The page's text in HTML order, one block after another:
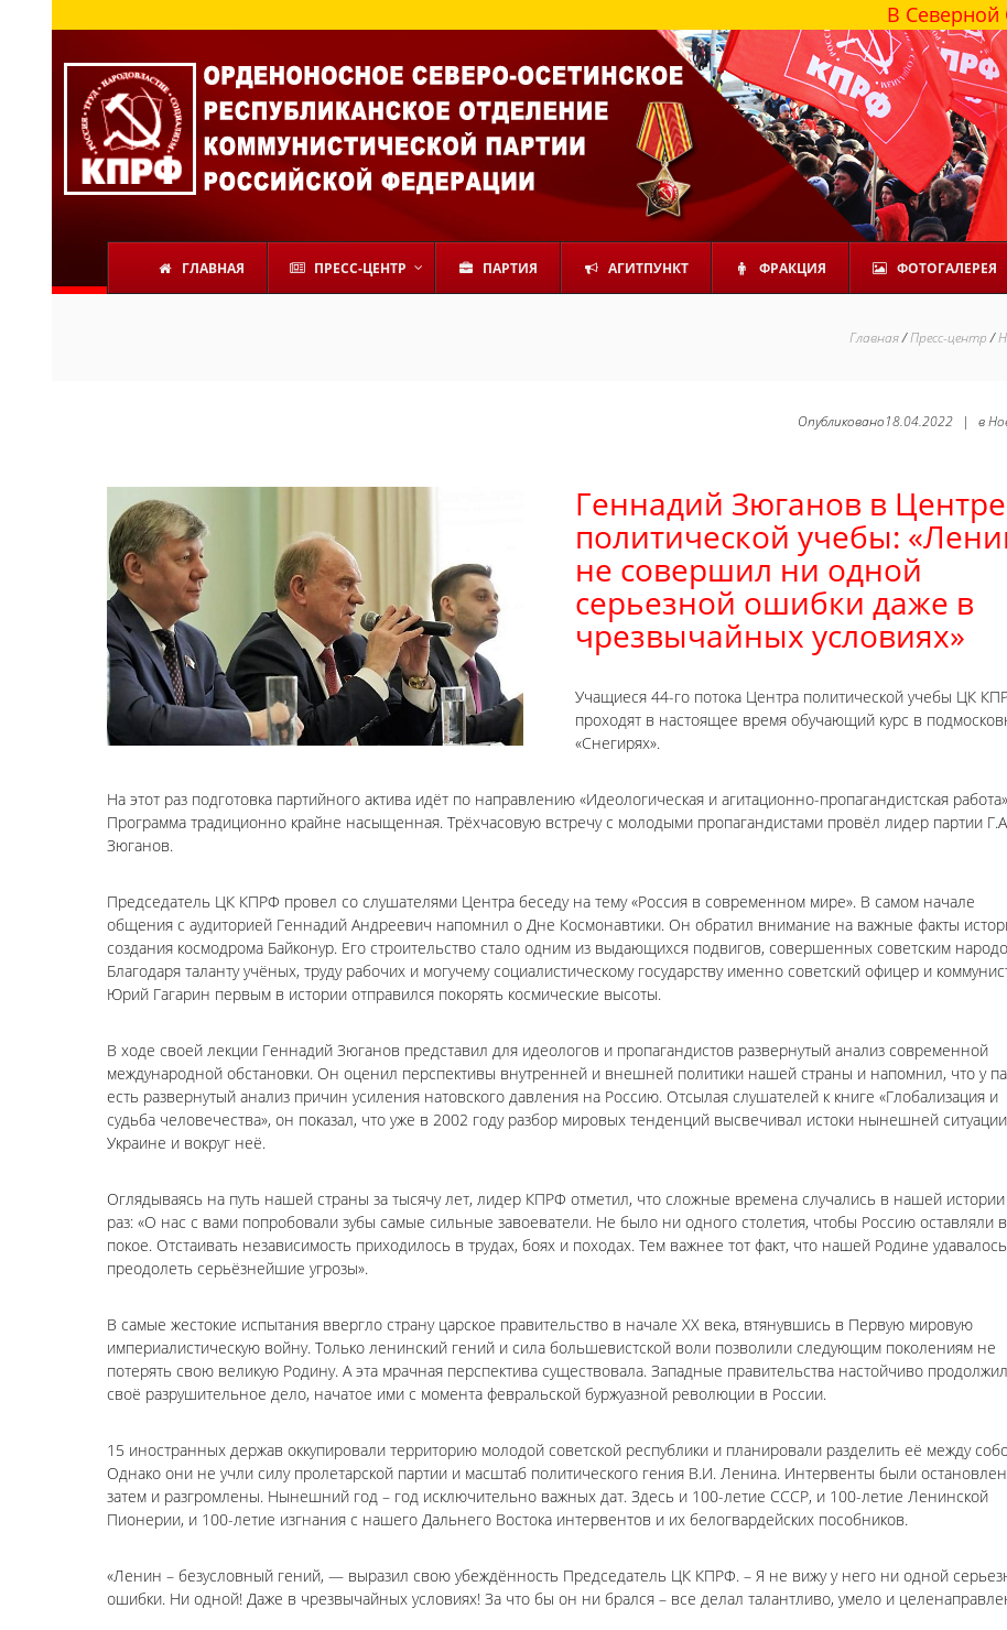
В Северной
ГЛАВНАЯ ПРЕСС-ЦЕНТР ПАРТИЯ АГИТПУНКТ ФРАКЦИЯ ФОТОГАЛЕРЕЯ
Главная/Пресс-центр/
Опубликовано18.04.2022 | в
Геннадий Зюганов в Центре
политической учебы:
не совершил ни одной
серьезной ошибки даже в
чрезвычайных условиях»
Учащиеся 44-го потока Центра политической учебы ЦК
проходят в настоящее время обучающий курс в
«Снегирях».
На этот раз подготовка партийного актива идёт по направлению «Идеологическая и агитационно-пропагандистская
Программа традиционно крайне насыщенная. Трёхчасовую встречу с молодыми пропагандистами провёл лидер партии
Зюганов.
Председатель ЦК КПРФ провел со слушателями Центра беседу на тему «Россия в современном мире». В самом начале
общения с аудиторией Геннадий Андреевич напомнил о Дне Космонавтики. Он обратил внимание на важные факты
создания космодрома Байконур. Его строительство стало одним из выдающихся подвигов, совершенных советским
Благодаря таланту учёных, труду рабочих и могучему социалистическому государству именно советский офицер и
Юрий Гагарин первым в истории отправился покорять космические высоты.
В ходе своей лекции Геннадий Зюганов представил для идеологов и пропагандистов развернутый анализ современной
международной обстановки. Он оценил перспективы внутренней и внешней политики нашей страны и напомнил, что у
есть развернутый анализ причин усиления натовского давления на Россию. Отсылая слушателей к книге «Глобализация и
судьба человечества», он показал, что уже в 2002 году разбор мировых тенденций высвечивал истоки нынешней
Украине и вокруг неё.
Оглядываясь на путь нашей страны за тысячу лет, лидер КПРФ отметил, что сложные времена случались в нашей
раз: «О нас с вами попробовали зубы самые сильные завоеватели. Не было ни одного столетия, чтобы Россию оставляли в
покое. Отстаивать независимость приходилось в трудах, боях и походах. Тем важнее тот факт, что нашей Родине удавалось
преодолеть серьёзнейшие угрозы».
В самые жестокие испытания ввергло страну царское правительство в начале ХХ века, втянувшись в Первую мировую
империалистическую войну. Только ленинский гений и сила большевистской воли позволили следующим поколениям не
потерять свою великую Родину. А эта мрачная перспектива существовала. Западные правительства настойчиво
своё разрушительное дело, начатое ими с момента февральской буржуазной революции в России.
15 иностранных держав оккупировали территорию молодой советской республики и планировали разделить её между
Однако они не учли силу пролетарской партии и масштаб политического гения В.И. Ленина. Интервенты были
затем и разгромлены. Нынешний год – год исключительно важных дат. Здесь и 100-летие СССР, и 100-летие Ленинской
Пионерии, и 100-летие изгнания с нашего Дальнего Востока интервентов и их белогвардейских пособников.
«Ленин – безусловный гений, — выразил свою убеждённость Председатель ЦК КПРФ. – Я не вижу у него ни одной
ошибки. Ни одной! Даже в чрезвычайных условиях! За что бы он ни брался – все делал талантливо, умело и